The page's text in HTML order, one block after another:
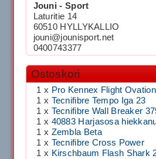
Jouni - Sport
Laturitie 14
60510 HYLLYKALLIO
jouni@jounisport.net
0400743377
Ostoskori
1 x Pro Kennex Flight
1 x Tecnifibre Tempo Iga 23
1 x Tecnifibre Wall Breaker
1 x 40883 Harjasosa
1 x Zembla Beta
1 x Tecnifibre Cross Power
1 x Kirschbaum Flash Shark